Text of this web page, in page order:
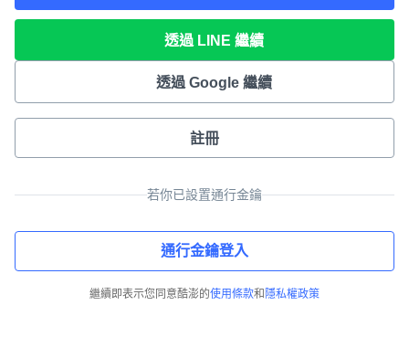
透過 LINE 繼續
透過 Google 繼續
註冊
若你已設置通行金鑰
通行金鑰登入
繼續即表示您同意酷澎的使用條款和 隱私權政策